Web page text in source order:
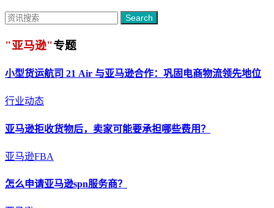
Search
"亚马逊"专题
小型货运航司 21 Air 与亚马逊合作：巩固电商物流领先地位
行业动态
亚马逊拒收货物后，卖家可能要承担哪些费用？
亚马逊FBA
怎么申请亚马逊spn服务商？